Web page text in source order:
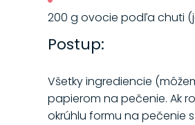
200 g ovocie podľa chuti
Postup:
Všetky ingrediencie
papierom na pečenie. Ak
okrúhlu formu na pečenie